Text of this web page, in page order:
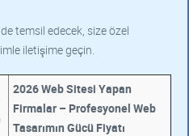
temsil edecek, size özel
iletişime geçin.
2026 Web Sitesi Yapan
Firmalar – Profesyonel Web
Tasarımın Gücü Fiyatı